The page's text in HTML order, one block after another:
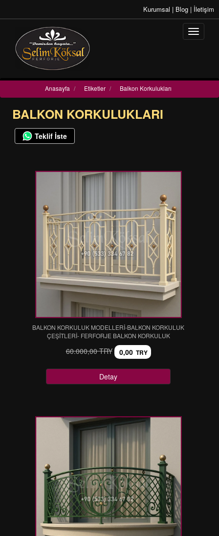
Kurumsal | Blog | İletişim
Anasayfa / Etiketler / Balkon Korkulukları
BALKON KORKULUKLARI
Teklif İste
BALKON KORKULUK MODELLERİ-BALKON KORKULUK
ÇEŞİTLERİ- FERFORJE BALKON KORKULUK
60.000,00 TRY 0,00 TRY
Detay